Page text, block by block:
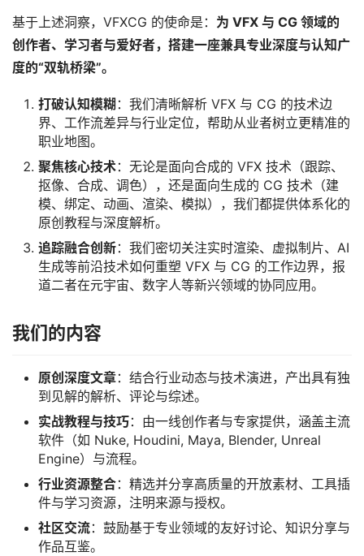
资
讯
作
资
习
登录 注册
基于上述洞察，VFXCG 的使命是： 为 VFX 与 CG 领域的
创作者、学习者与爱好者，搭建一座兼具专业深度与认知广
度的“双轨桥梁”。
打破认知模糊 ：我们清晰解析 VFX 与 CG 的技术边
界、工作流差异与行业定位，帮助从业者树立更精准的
职业地图。
聚焦核心技术：无论是面向合成的 VFX 技术（跟踪、
抠像、合成、调色），还是面向生成的 CG 技术（建
模、绑定、动画、渲染、模拟），我们都提供体系化的
原创教程与深度解析。
追踪融合创新：我们密切关注实时渲染、虚拟制片、AI
生成等前沿技术如何重塑 VFX 与 CG 的工作边界，报
道二者在元宇宙、数字人等新兴领域的协同应用。
我们的内容
原创深度文章：结合行业动态与技术演进，产出具有独
到见解的解析、评论与综述。
实战教程与技巧：由一线创作者与专家提供，涵盖主流
软件（如 Nuke, Houdini, Maya, Blender, Unreal
Engine）与流程。
行业资源整合：精选并分享高质量的开放素材、工具插
件与学习资源，注明来源与授权。
社区交流：鼓励基于专业领域的友好讨论、知识分享与
作品互鉴。